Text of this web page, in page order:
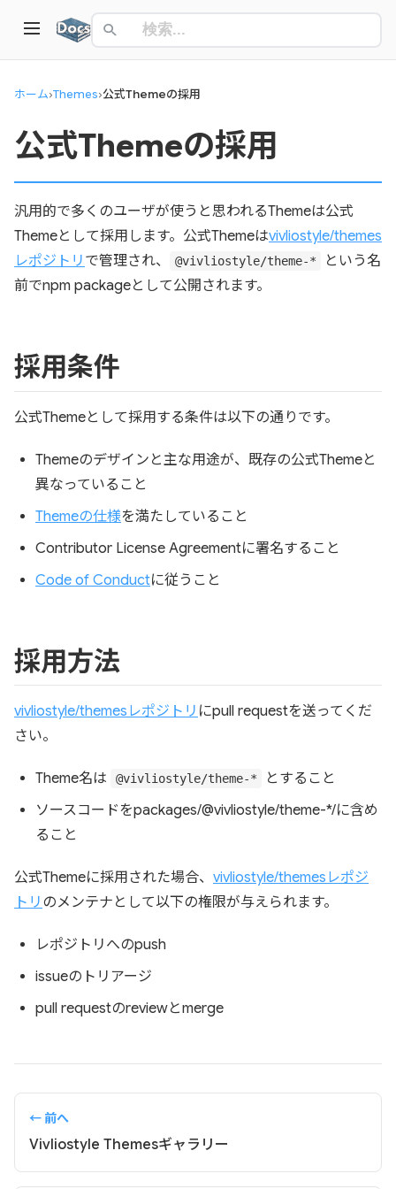
ホーム›Themes›公式Themeの採用
公式Themeの採用
汎用的で多くのユーザが使うと思われるThemeは公式
Themeとして採用します。公式Themeはvivliostyle/themes
レポジトリ で管理され、 @vivliostyle/theme-*
という名
前でnpm packageとして公開されます。
採用条件
公式Themeとして採用する条件は以下の通りです。
Themeのデザインと主な用途が、既存の公式Themeと
異なっていること
Themeの仕様を満たしていること
Contributor License Agreementに署名すること
Code of Conductに従うこと
採用方法
vivliostyle/themesレポジトリ にpull requestを送ってくだ
さい。
Theme名は @vivliostyle/theme-*
とすること
ソースコードをpackages/@vivliostyle/theme-*/に含め
ること
公式Themeに採用された場合、 vivliostyle/themesレポジ
トリ のメンテナとして以下の権限が与えられます。
レポジトリへのpush
issueのトリアージ
pull requestのreviewとmerge
← 前へ
Vivliostyle Themesギャラリー